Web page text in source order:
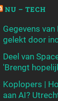
NU – TECH
Gegevens
gelekt door
Deel van
'Brengt
Koplopers |
aan AI?